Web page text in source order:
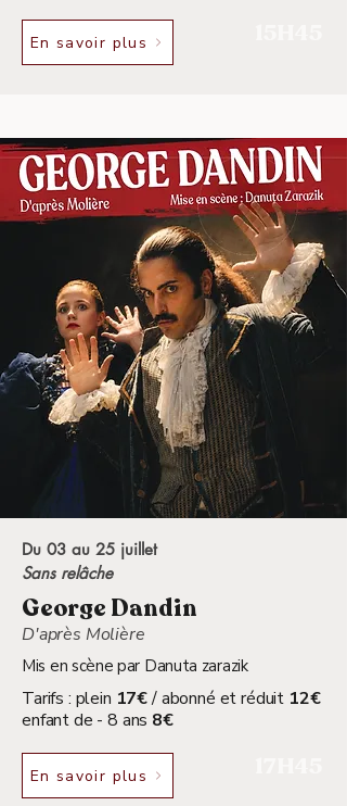
En savoir plus
Du 03 au 25 juillet
Sans relâche
George Dandin
D'après Molière
Mis en scène par Danuta zarazik
Tarifs : plein 17€/ abonné et réduit 12€
enfant de - 8 ans 8€
En savoir plus